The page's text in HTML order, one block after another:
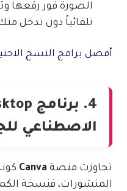
الصورة فور رفعها
تلقائياً دون تدخل
أفضل برامج النسخ
الاصطناعي
تجاوزت منصة Canva